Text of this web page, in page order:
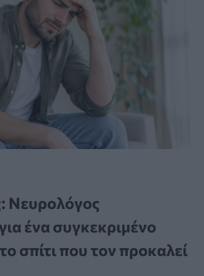
Νευρολόγος
ένα συγκεκριμένο
σπίτι που τον προκαλεί